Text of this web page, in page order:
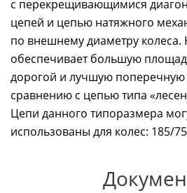
с перекрещивающимися
цепей и цепью натяжного
по внешнему диаметру колеса.
обеспечивает большую
дорогой и лучшую поперечную
сравнению с цепью типа
Цепи данного типоразмера
использованы для колес: 185/